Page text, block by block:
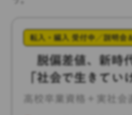
転入・編入 受付中／説明会
脱偏差値、新時
「社会で生きてい
高校卒業資格＋実社会